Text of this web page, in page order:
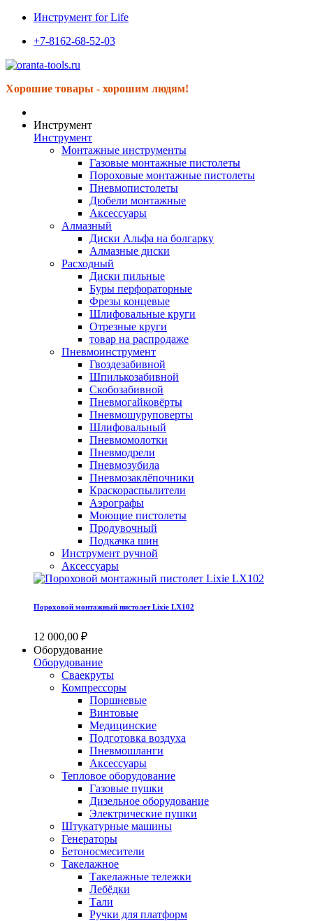
Инструмент for Life
+7-8162-68-52-03
Хорошие товары - хорошим людям!
Инструмент
Инструмент
Монтажные инструменты
Газовые монтажные пистолеты
Пороховые монтажные пистолеты
Пневмопистолеты
Дюбели монтажные
Аксессуары
Алмазный
Диски Альфа на болгарку
Алмазные диски
Расходный
Диски пильные
Буры перфораторные
Фрезы концевые
Шлифовальные круги
Отрезные круги
товар на распродаже
Пневмоинструмент
Гвоздезабивной
Шпилькозабивной
Скобозабивной
Пневмогайковёрты
Пневмошуруповерты
Шлифовальный
Пневмомолотки
Пневмодрели
Пневмозубила
Пневмозаклёпочники
Краскораспылители
Аэрографы
Моющие пистолеты
Продувочный
Подкачка шин
Инструмент ручной
Аксессуары
Пороховой монтажный пистолет Lixie LX102
12 000,00 ₽
Оборудование
Оборудование
Сваекруты
Компрессоры
Поршневые
Винтовые
Медицинские
Подготовка воздуха
Пневмошланги
Аксессуары
Тепловое оборудование
Газовые пушки
Дизельное оборудование
Электрические пушки
Штукатурные машины
Генераторы
Бетоносмесители
Такелажное
Такелажные тележки
Лебёдки
Тали
Ручки для платформ